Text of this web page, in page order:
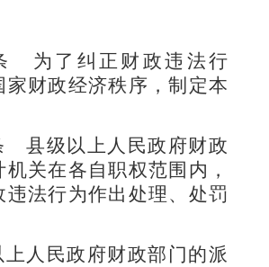
为了纠正财政违法行
家财政经济秩序，制定本
县级以上人民政府财政
关在各自职权范围内，
违法行为作出处理、处罚
上人民政府财政部门的派